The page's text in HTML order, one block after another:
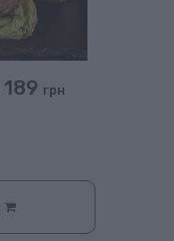
189 грн